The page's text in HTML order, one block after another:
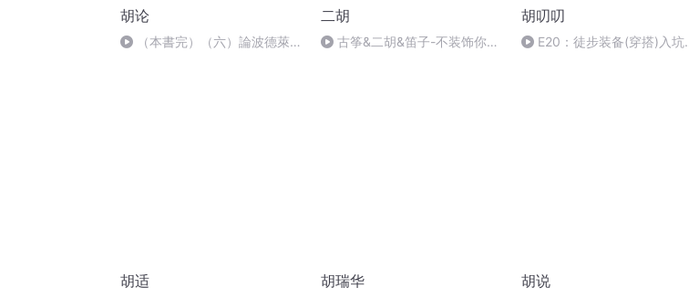
胡论
（本書完）（六）論波德萊
二胡
古筝&二胡&笛子-不装饰你的
胡叨叨
E20：徒步装备(穿搭)入坑
胡适 胡瑞华 胡说